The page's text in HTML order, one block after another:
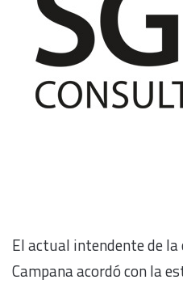
El actual intendente de la
Campana acordó con la